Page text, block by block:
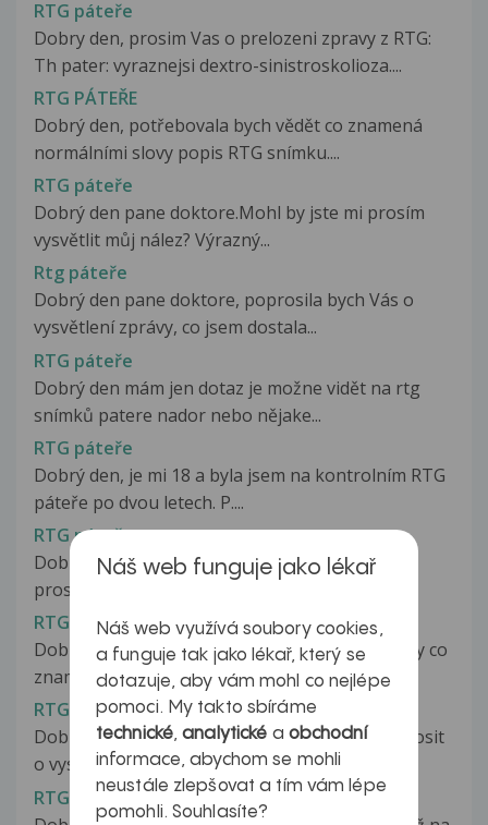
RTG páteře
Dobry den, prosim Vas o prelozeni zpravy z RTG:
Th pater: vyraznejsi dextro-sinistroskolioza....
RTG PÁTEŘE
Dobrý den, potřebovala bych vědět co znamená
normálními slovy popis RTG snímku....
RTG páteře
Dobrý den pane doktore.Mohl by jste mi prosím
vysvětlit můj nález? Výrazný...
Rtg páteře
Dobrý den pane doktore, poprosila bych Vás o
vysvětlení zprávy, co jsem dostala...
RTG páteře
Dobrý den mám jen dotaz je možne vidět na rtg
snímků patere nador nebo nějake...
RTG páteře
Dobrý den, je mi 18 a byla jsem na kontrolním RTG
páteře po dvou letech. P....
RTG páteře
Dobrý den. Mám popis RTG páteře. Můžete mi
prosím laicky říci o co se jedná?...
RTG páteře
Dobrý den prosím Vás můžete mi vysvětlit lajcky co
znamená toto: dle RTG LS...
RTG páteře
Dobrý den pane doktore, chtěla bych Vás poprosit
o vysvětlení nálezu RTG. Naznačená...
RTG páteře - popis
Náš web funguje jako lékař
Náš web využívá soubory cookies,
a funguje tak jako lékař, který se
dotazuje, aby vám mohl co nejlépe
pomoci. My takto sbíráme
technické,analytické a obchodní
informace, abychom se mohli
neustále zlepšovat a tím vám lépe
pomohli. Souhlasíte?